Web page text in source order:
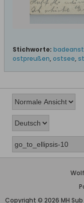
Stichworte:
ostpreußen, ostsee,
Copyright © 2026 MH